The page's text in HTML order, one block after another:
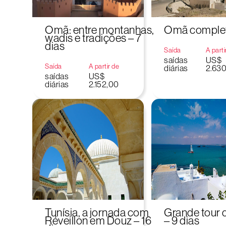
Omã: entre montanhas,
wadis e tradições – 7
dias
Saída
saídas
diárias
A partir de
US$
2.152,00
Omã
Saída
saídas
diárias
A
US$
Tunísia, a jornada com
Réveillon em Douz – 16
Grande tour
– 9 dias